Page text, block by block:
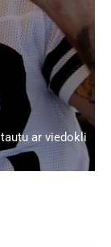
ar viedokli